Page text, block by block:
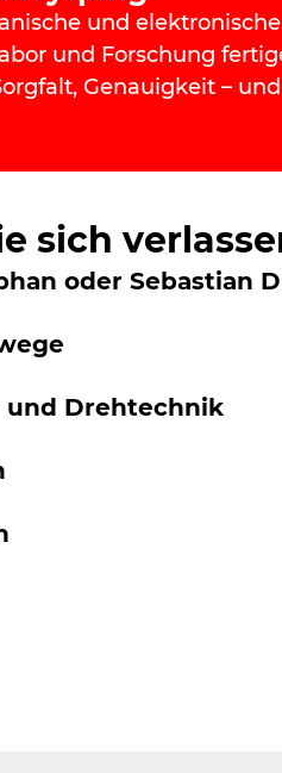
und
und Forschung
Genauigkeit –
sich
oder Sebastian
und Drehtechnik